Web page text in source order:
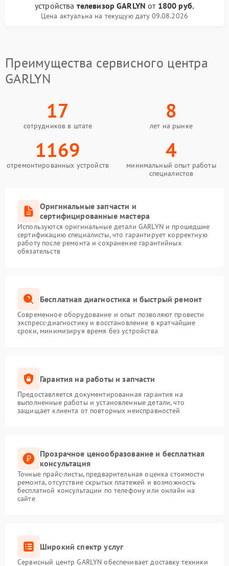
устройства телевизор GARLYN от 1800 руб.
Цена актуальна на текущую дату 09.08.2026
Преимущества сервисного центра
GARLYN
17
сотрудников в штате
8
лет на рынке
1169
отремонтированных устройств
4
минимальный опыт работы
специалистов
Оригинальные запчасти и
сертифицированные мастера
Используются оригинальные детали GARLYN и прошедшие
сертификацию специалисты, что гарантирует корректную
работу после ремонта и сохранение гарантийных
обязательств
Бесплатная диагностика и быстрый ремонт
Современное оборудование и опыт позволяют провести
экспресс-диагностику и восстановление в кратчайшие
сроки, минимизируя время без устройства
Гарантия на работы и запчасти
Предоставляется документированная гарантия на
выполненные работы и установленные детали, что
защищает клиента от повторных неисправностей
Прозрачное ценообразование и бесплатная
консультация
Точные прайс-листы, предварительная оценка стоимости
ремонта, отсутствие скрытых платежей и возможность
бесплатной консультации по телефону или онлайн на
сайте
Широкий спектр услуг
Сервисный центр GARLYN обеспечивает доставку техники